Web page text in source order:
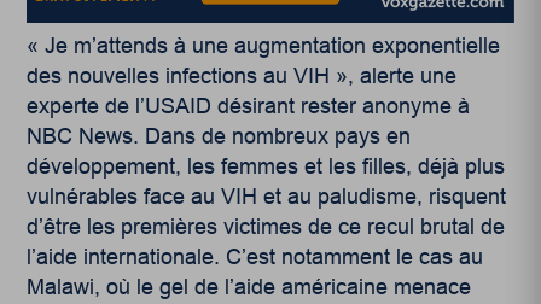
« Je m’attends à une augmentation exponentielle
des nouvelles infections au VIH », alerte une
experte de l’USAID désirant rester anonyme à
NBC News. Dans de nombreux pays en
développement, les femmes et les filles, déjà plus
vulnérables face au VIH et au paludisme, risquent
d’être les premières victimes de ce recul brutal de
l’aide internationale. C’est notamment le cas au
Malawi, où le gel de l’aide américaine menace